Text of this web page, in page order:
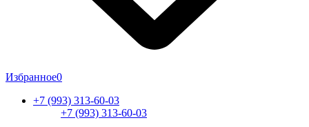
Избранное0
+7 (993) 313-60-03
+7 (993) 313-60-03